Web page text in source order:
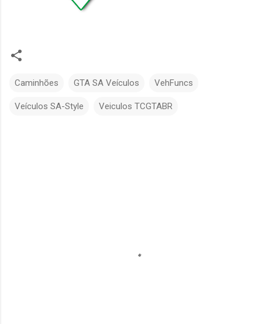
Caminhões GTA SA Veículos VehFuncs
Veículos SA-Style Veiculos TCGTABR